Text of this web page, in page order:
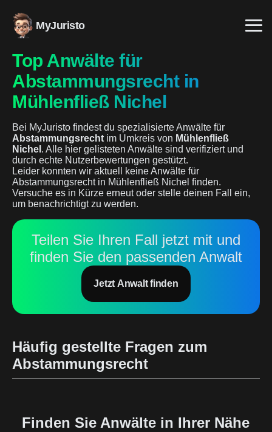
MyJuristo
Top Anwälte für
Abstammungsrecht in
Mühlenfließ Nichel
Bei MyJuristo findest du spezialisierte Anwälte für
Abstammungsrecht im Umkreis von Mühlenfließ
Nichel . Alle hier gelisteten Anwälte sind verifiziert und
durch echte Nutzerbewertungen gestützt.
Leider konnten wir aktuell keine Anwälte für
Abstammungsrecht in Mühlenfließ Nichel finden.
Versuche es in Kürze erneut oder stelle deinen Fall ein,
um benachrichtigt zu werden.
Teilen Sie Ihren Fall jetzt mit und
finden Sie den passenden Anwalt
Jetzt Anwalt finden
Häufig gestellte Fragen zum
Abstammungsrecht
Finden Sie Anwälte in Ihrer Nähe